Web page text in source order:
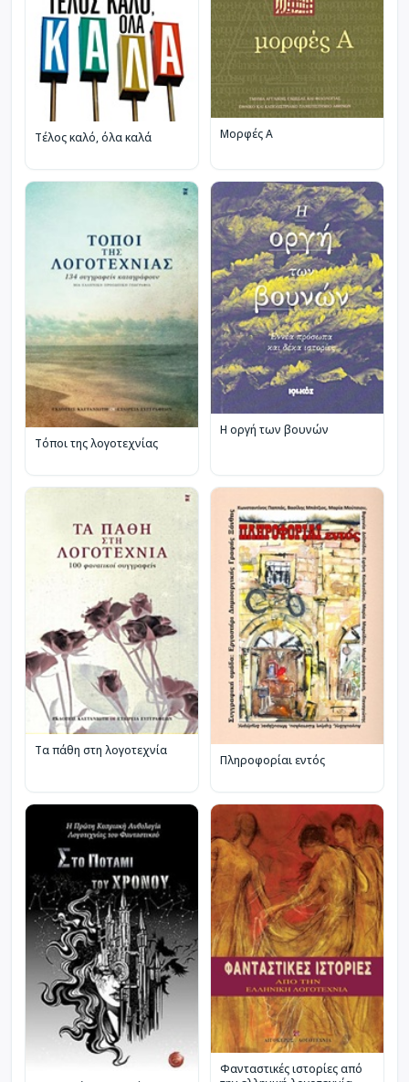
Τέλος καλό, όλα καλά Μορφές Α
Τόποι της λογοτεχνίας
Η οργή των βουνών
Τα πάθη στη λογοτεχνία
Πληροφορίαι εντός
Φανταστικές ιστορίες από